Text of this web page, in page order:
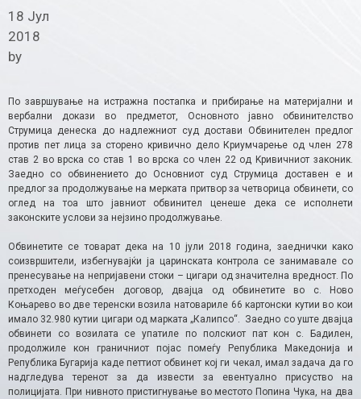
18 Јул
2018
by
По завршување на истражна постапка и прибирање на материјални и
вербални докази во предметот, Основното јавно обвинителство
Струмица денеска до надлежниот суд достави Обвинителен предлог
против пет лица за сторено кривично дело Криумчарење од член 278
став 2 во врска со став 1 во врска со член 22 од Kривичниот законик.
Заедно со обвинението до Основниот суд Струмица доставен е и
предлог за продолжување на мерката притвор за четворица обвинети, со
оглед на тоа што јавниот обвинител ценеше дека се исполнети
законските услови за нејзино продолжување.
Обвинетите се товарат дека на 10 јули 2018 година, заеднички како
соизвршители, избегнувајќи ја царинската контрола се занимавале со
пренесување на непријавени стоки – цигари од значителна вредност. По
претходен меѓусебен договор, двајца од обвинетите во с. Ново
Коњарево во две теренски возила натовариле 66 картонски кутии во кои
имало 32.980 кутии цигари од марката „Калипсо“. Заедно со уште двајца
обвинети со возилата се упатиле по полскиот пат кон с. Бадилен,
продолжиле кон граничниот појас помеѓу Република Македонија и
Република Бугарија каде петтиот обвинет кој ги чекал, имал задача да го
надгледува теренот за да извести за евентуално присуство на
полицијата. При нивното пристигнување во местото Попина Чука, на два